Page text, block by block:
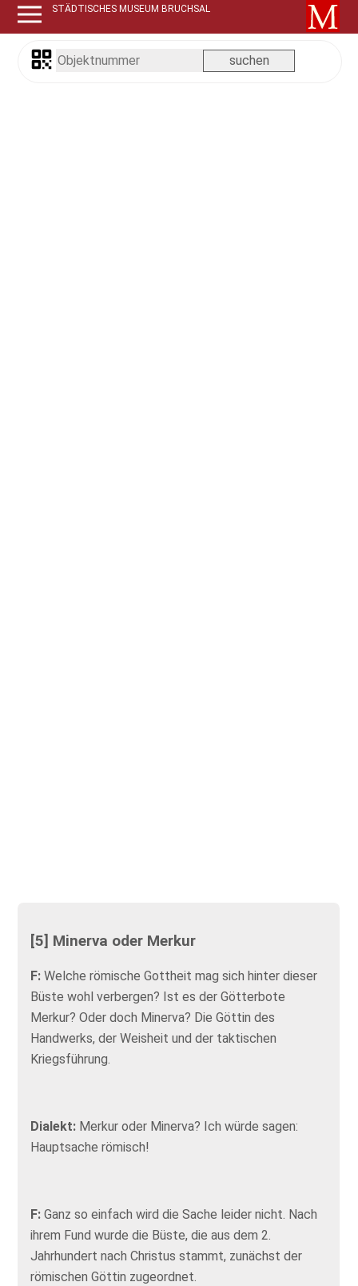
STÄDTISCHES MUSEUM BRUCHSAL
[5] Minerva oder Merkur
F:Welche römische Gottheit mag sich hinter dieser
Büste wohl verbergen? Ist es der Götterbote
Merkur? Oder doch Minerva? Die Göttin des
Handwerks, der Weisheit und der taktischen
Kriegsführung.
Dialekt: Merkur oder Minerva? Ich würde sagen:
Hauptsache römisch!
F:Ganz so einfach wird die Sache leider nicht. Nach
ihrem Fund wurde die Büste, die aus dem 2.
Jahrhundert nach Christus stammt, zunächst der
römischen Göttin zugeordnet.